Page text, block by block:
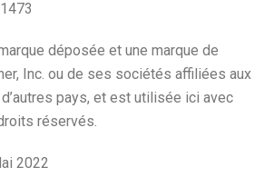
déposée et une marque de
Inc. ou de ses sociétés affiliées aux
pays, et est utilisée ici avec
réservés.
2022